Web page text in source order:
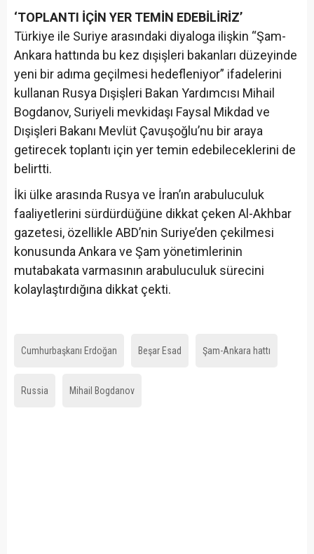
‘TOPLANTI İÇİN YER TEMİN EDEBİLİRİZ’
Türkiye ile Suriye arasındaki diyaloga ilişkin “Şam-
Ankara hattında bu kez dışişleri bakanları düzeyinde
yeni bir adıma geçilmesi hedefleniyor” ifadelerini
kullanan Rusya Dışişleri Bakan Yardımcısı Mihail
Bogdanov, Suriyeli mevkidaşı Faysal Mikdad ve
Dışişleri Bakanı Mevlüt Çavuşoğlu’nu bir araya
getirecek toplantı için yer temin edebileceklerini de
belirtti.
İki ülke arasında Rusya ve İran’ın arabuluculuk
faaliyetlerini sürdürdüğüne dikkat çeken Al-Akhbar
gazetesi, özellikle ABD’nin Suriye’den çekilmesi
konusunda Ankara ve Şam yönetimlerinin
mutabakata varmasının arabuluculuk sürecini
kolaylaştırdığına dikkat çekti.
Cumhurbaşkanı Erdoğan Beşar Esad Şam-Ankara hattı
Russia Mihail Bogdanov